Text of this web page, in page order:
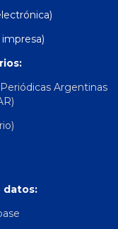
Argentinas
datos: